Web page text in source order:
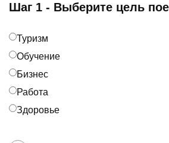
Шаг 1 - Выберите цель
Туризм
Обучение
Бизнес
Работа
Здоровье